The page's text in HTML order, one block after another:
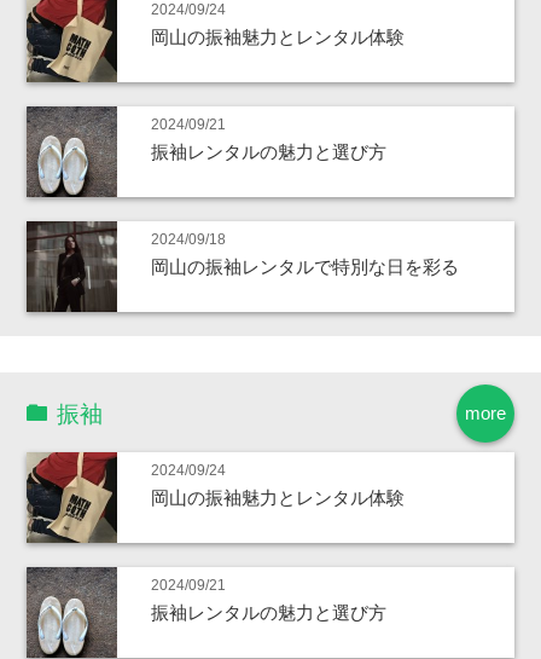
2024/09/24
岡山の振袖魅力とレンタル体験
2024/09/21
振袖レンタルの魅力と選び方
2024/09/18
岡山の振袖レンタルで特別な日を彩る
more
振袖
2024/09/24
岡山の振袖魅力とレンタル体験
2024/09/21
振袖レンタルの魅力と選び方